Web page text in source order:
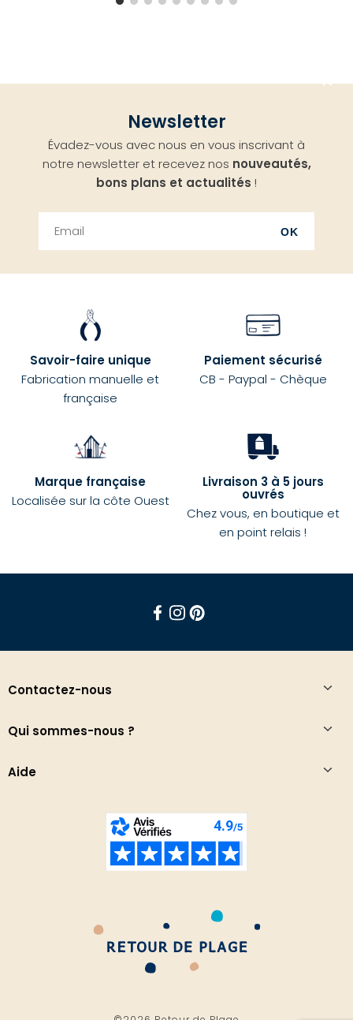
Newsletter
Évadez-vous avec nous en vous inscrivant à
notre newsletter et recevez nos nouveautés,
bons plans et actualités !
OK
Savoir-faire unique
Fabrication manuelle et
française
Paiement sécurisé
CB - Paypal - Chèque
Marque française
Localisée sur la côte Ouest
Livraison 3 à 5 jours
ouvrés
Chez vous, en boutique et
en point relais !
Contactez-nous
Qui sommes-nous ?
Aide